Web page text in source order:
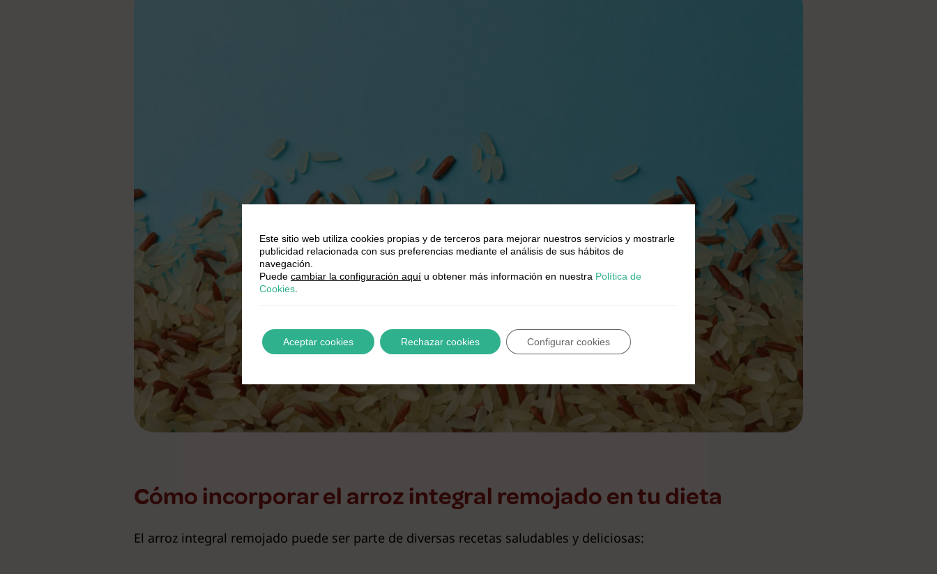
Cómo incorporar el arroz integral remojado en tu dieta
El arroz integral remojado puede ser parte de diversas recetas saludables y deliciosas:
Este sitio web utiliza cookies propias y de terceros para mejorar nuestros servicios y mostrarle
publicidad relacionada con sus preferencias mediante el análisis de sus hábitos de
navegación.
Puede cambiar la configuración aquí u obtener más información en nuestra Política de
Cookies
Aceptar cookies Rechazar cookies Configurar cookies